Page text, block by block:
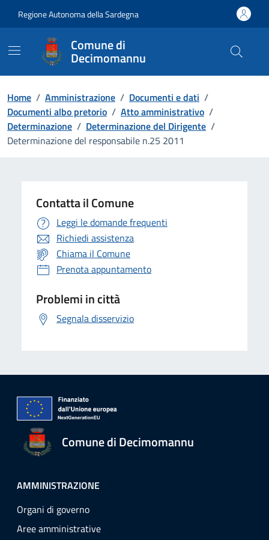
Regione Autonoma della Sardegna
Comune di
Decimomannu
Home / Amministrazione / Documenti e dati /
Documenti albo pretorio / Atto amministrativo /
Determinazione / Determinazione del Dirigente /
Determinazione del responsabile n.25 2011
Contatta il Comune
Leggi le domande frequenti
Richiedi assistenza
Chiama il Comune
Prenota appuntamento
Problemi in città
Segnala disservizio
Comune di Decimomannu
AMMINISTRAZIONE
Organi di governo
Aree amministrative